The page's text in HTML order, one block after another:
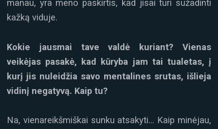
manau, yra meno paskirtis, kad jisai turi sužadinti
kažką viduje.
Kokie jausmai tave valdė kuriant? Vienas
veikėjas pasakė, kad kūryba jam tai tualetas, į
kurį jis nuleidžia savo mentalines srutas, išlieja
vidinį negatyvą. Kaip tu?
Na, vienareikšmiškai sunku atsakyti… Kaip minėjau,